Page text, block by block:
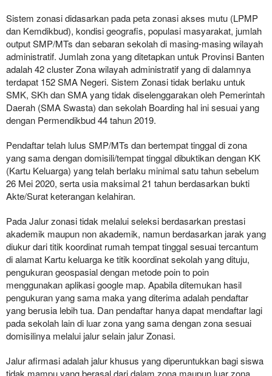
Sistem zonasi didasarkan pada peta zonasi akses mutu (LPMP
dan Kemdikbud), kondisi geografis, populasi masyarakat, jumlah
output SMP/MTs dan sebaran sekolah di masing-masing wilayah
administratif. Jumlah zona yang ditetapkan untuk Provinsi Banten
adalah 42 cluster Zona wilayah administratif yang di dalamnya
terdapat 152 SMA Negeri. Sistem Zonasi tidak berlaku untuk
SMK, SKh dan SMA yang tidak diselenggarakan oleh Pemerintah
Daerah (SMA Swasta) dan sekolah Boarding hal ini sesuai yang
dengan Permendikbud 44 tahun 2019.
Pendaftar telah lulus SMP/MTs dan bertempat tinggal di zona
yang sama dengan domisili/tempat tinggal dibuktikan dengan KK
(Kartu Keluarga) yang telah berlaku minimal satu tahun sebelum
26 Mei 2020, serta usia maksimal 21 tahun berdasarkan bukti
Akte/Surat keterangan kelahiran.
Pada Jalur zonasi tidak melalui seleksi berdasarkan prestasi
akademik maupun non akademik, namun berdasarkan jarak yang
diukur dari titik koordinat rumah tempat tinggal sesuai tercantum
di alamat Kartu keluarga ke titik koordinat sekolah yang dituju,
pengukuran geospasial dengan metode poin to poin
menggunakan aplikasi google map. Apabila ditemukan hasil
pengukuran yang sama maka yang diterima adalah pendaftar
yang berusia lebih tua. Dan pendaftar hanya dapat mendaftar lagi
pada sekolah lain di luar zona yang sama dengan zona sesuai
domisilinya melalui jalur selain jalur Zonasi.
Jalur afirmasi adalah jalur khusus yang diperuntukkan bagi siswa
tidak mampu yang berasal dari dalam zona maupun luar zona